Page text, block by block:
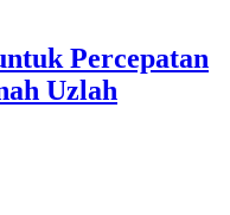
Percepatan
Uzlah